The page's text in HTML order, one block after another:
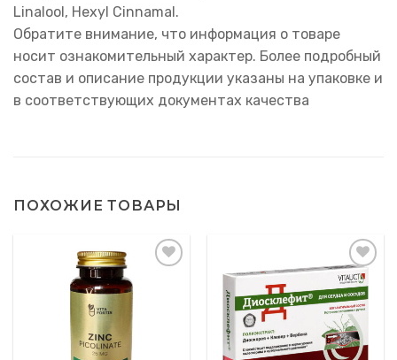
Linalool, Hexyl Cinnamal.
Обратите внимание, что информация о товаре
носит ознакомительный характер. Более подробный
состав и описание продукции указаны на упаковке и
в соответствующих документах качества
ПОХОЖИЕ ТОВАРЫ